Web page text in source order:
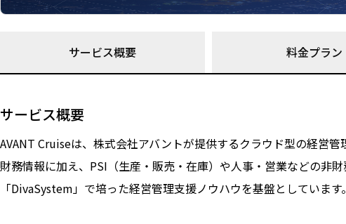
サービス概要 料金プラン
サービス概要
AVANT Cruiseは、株式会社アバントが提供するクラウド型の経営管
財務情報に加え、PSI（生産・販売・在庫）や人事・営業などの非
「DivaSystem」で培った経営管理支援ノウハウを基盤としています。